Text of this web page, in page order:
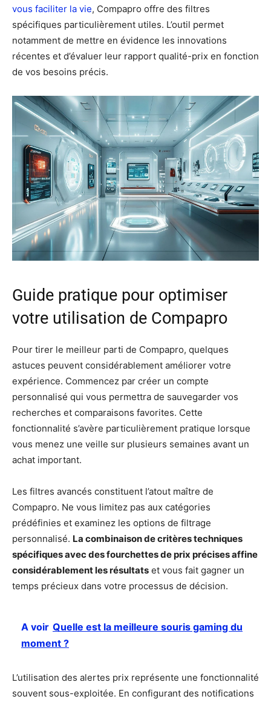
vous faciliter la vie, Compapro offre des filtres
spécifiques particulièrement utiles. L’outil permet
notamment de mettre en évidence les innovations
récentes et d’évaluer leur rapport qualité-prix en fonction
de vos besoins précis.
Guide pratique pour optimiser
votre utilisation de Compapro
Pour tirer le meilleur parti de Compapro, quelques
astuces peuvent considérablement améliorer votre
expérience. Commencez par créer un compte
personnalisé qui vous permettra de sauvegarder vos
recherches et comparaisons favorites. Cette
fonctionnalité s’avère particulièrement pratique lorsque
vous menez une veille sur plusieurs semaines avant un
achat important.
Les filtres avancés constituent l’atout maître de
Compapro. Ne vous limitez pas aux catégories
prédéfinies et examinez les options de filtrage
personnalisé. La combinaison de critères techniques
spécifiques avec des fourchettes de prix précises affine
considérablement les résultats et vous fait gagner un
temps précieux dans votre processus de décision.
A voir Quelle est la meilleure souris gaming du
moment ?
L’utilisation des alertes prix représente une fonctionnalité
souvent sous-exploitée. En configurant des notifications